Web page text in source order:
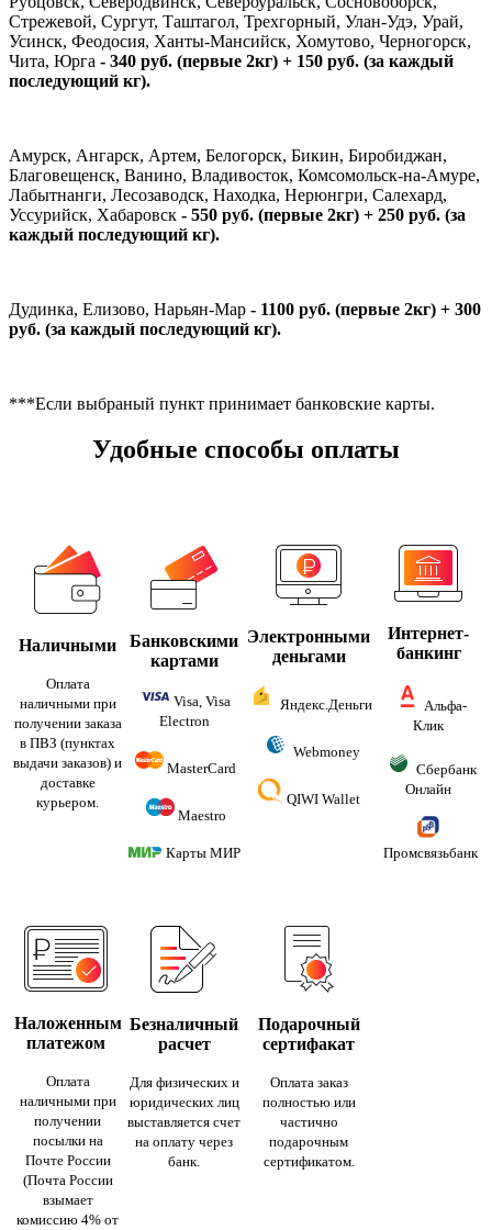
Стрежевой, Сургут, Таштагол, Трехгорный, Улан-Удэ, Урай,
Усинск, Феодосия, Ханты-Мансийск, Хомутово, Черногорск,
Чита, Юрга - 340 руб. (первые 2кг) + 150 руб. (за каждый
последующий кг).
Амурск, Ангарск, Артем, Белогорск, Бикин, Биробиджан,
Благовещенск, Ванино, Владивосток, Комсомольск-на-Амуре,
Лабытнанги, Лесозаводск, Находка, Нерюнгри, Салехард,
Уссурийск, Хабаровск - 550 руб. (первые 2кг) + 250 руб. (за
каждый последующий кг).
Дудинка, Елизово, Нарьян-Мар - 1100 руб. (первые 2кг) + 300
руб. (за каждый последующий кг).
***Если выбраный пункт принимает банковские карты.
Удобные способы оплаты
Наличными
Оплата
наличными при
получении заказа
в ПВЗ (пунктах
выдачи заказов) и
доставке
курьером.
Банковскими
картами
Visa, Visa
Electron
MasterCard
Maestro
Карты МИР
Электронными
деньгами
Яндекс.Деньги
Webmoney
QIWI Wallet
Интернет-
банкинг
Альфа-
Клик
Сбербанк
Онлайн
Промсвязьбанк
Наложенным
платежом
Оплата
наличными при
получении
посылки на
Почте России
(Почта России
взымает
комиссию 4% от
Безналичный
расчет
Для физических и
юридических лиц
выставляется счет
на оплату через
банк.
Подарочный
сертифакат
Оплата заказ
полностью или
частично
подарочным
сертификатом.